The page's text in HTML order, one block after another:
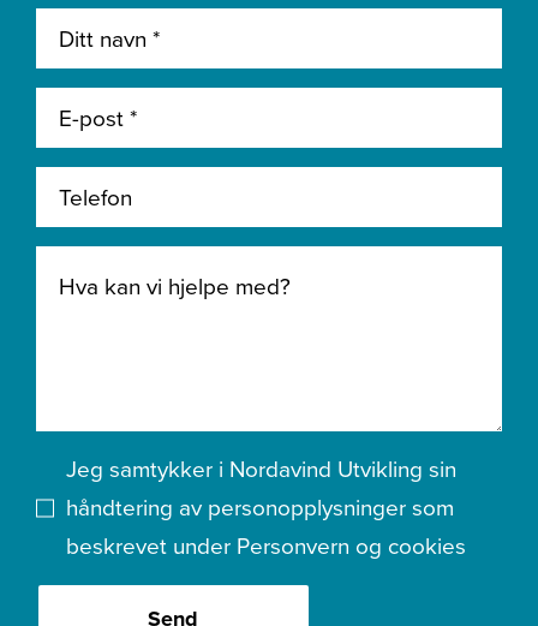
Jeg samtykker i Nordavind Utvikling sin
håndtering av personopplysninger som
beskrevet under Personvern og cookies
Send